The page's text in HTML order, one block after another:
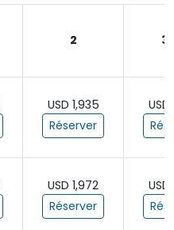
2 3
USD 1,935
Réserver
USD
USD 1,972
Réserver
USD